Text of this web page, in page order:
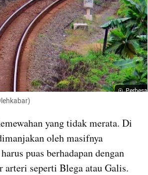
Perbesar
yang tidak merata. Di
oleh masifnya
puas berhadapan dengan
seperti Blega atau Galis.